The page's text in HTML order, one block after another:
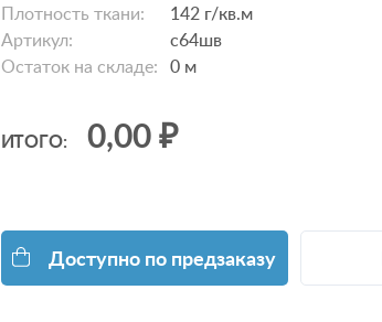
Плотность ткани:
142 г/кв.м
Артикул:
с64шв
Остаток на складе: 0 м
ИТОГО: 0,00 ₽
Доступно по предзаказу